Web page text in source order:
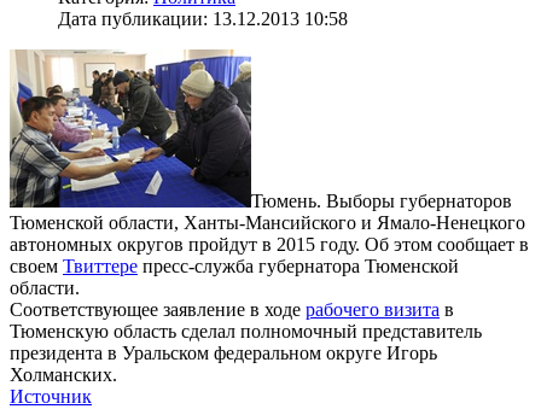
Дата публикации: 13.12.2013 10:58
Тюмень. Выборы губернаторов
Тюменской области, Ханты-Мансийского и Ямало-Ненецкого
автономных округов пройдут в 2015 году. Об этом сообщает в
своем Твиттере пресс-служба губернатора Тюменской
области.
Соответствующее заявление в ходе рабочего визита в
Тюменскую область сделал полномочный представитель
президента в Уральском федеральном округе Игорь
Холманских.
Источник